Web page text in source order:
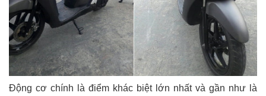
Động cơ chính là điểm khác biệt lớn nhất và gần như là